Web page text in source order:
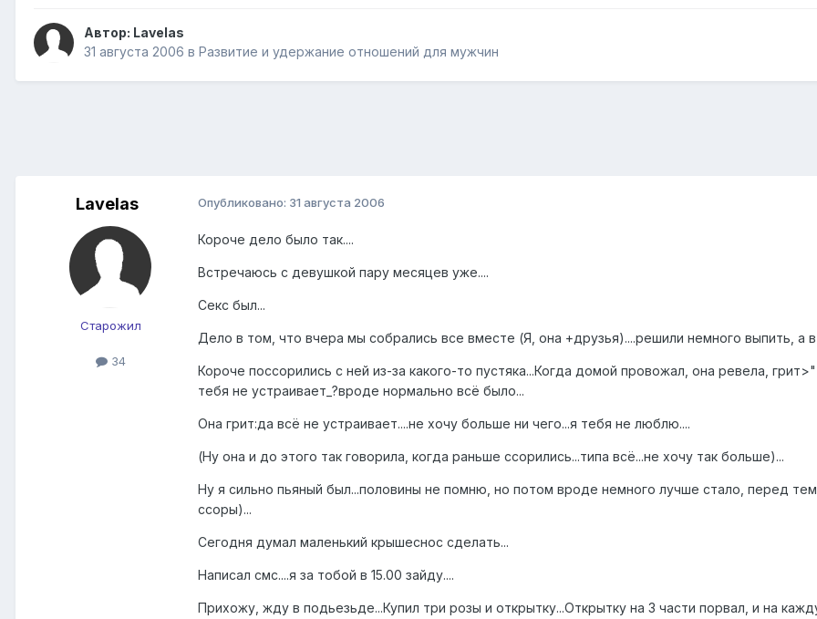
Автор: Lavelas
31 августа 2006 в Pазвитие и удержание отношений для мужчин
Lavelas
Старожил
34
Опубликовано: 31 августа 2006
Короче дело было так....
Встречаюсь с девушкой пару месяцев уже....
Секс был...
Дело в том, что вчера мы собрались все вместе (Я, она +друзья)....решили немного выпить, а
Короче поссорились с ней из-за какого-то пустяка...Когда домой провожал, она ревела,
тебя не устраивает_?вроде нормально всё было...
Она грит:да всё не устраивает....не хочу больше ни чего...я тебя не люблю....
(Ну она и до этого так говорила, когда раньше ссорились...типа всё...не хочу так больше)...
Ну я сильно пьяный был...половины не помню, но потом вроде немного лучше стало, перед
ссоры)...
Сегодня думал маленький крышеснос сделать...
Написал смс....я за тобой в 15.00 зайду....
Прихожу, жду в подьезьде...Купил три розы и открытку...Открытку на 3 части порвал, и на